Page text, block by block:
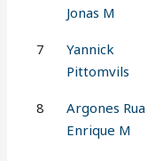
Jonas M
7
Yannick
Pittomvils
8
Argones Rua
Enrique M